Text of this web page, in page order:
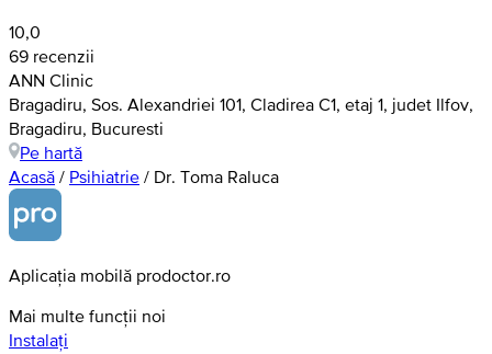
10,0
69 recenzii
ANN Clinic
Bragadiru, Sos. Alexandriei 101, Cladirea C1, etaj 1, judet Ilfov,
Bragadiru, Bucuresti
Pe hartă
Acasă / Psihiatrie / Dr. Toma Raluca
Aplicația mobilă prodoctor.ro
Mai multe funcții noi
Instalați